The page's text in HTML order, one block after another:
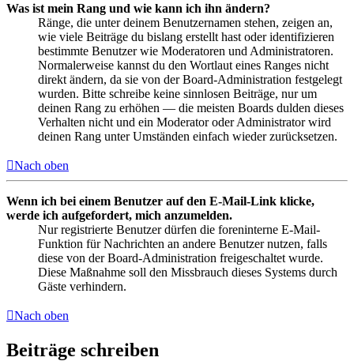
Was ist mein Rang und wie kann ich ihn ändern?
Ränge, die unter deinem Benutzernamen stehen, zeigen an,
wie viele Beiträge du bislang erstellt hast oder identifizieren
bestimmte Benutzer wie Moderatoren und Administratoren.
Normalerweise kannst du den Wortlaut eines Ranges nicht
direkt ändern, da sie von der Board-Administration festgelegt
wurden. Bitte schreibe keine sinnlosen Beiträge, nur um
deinen Rang zu erhöhen — die meisten Boards dulden dieses
Verhalten nicht und ein Moderator oder Administrator wird
deinen Rang unter Umständen einfach wieder zurücksetzen.
Nach oben
Wenn ich bei einem Benutzer auf den E-Mail-Link klicke,
werde ich aufgefordert, mich anzumelden.
Nur registrierte Benutzer dürfen die foreninterne E-Mail-
Funktion für Nachrichten an andere Benutzer nutzen, falls
diese von der Board-Administration freigeschaltet wurde.
Diese Maßnahme soll den Missbrauch dieses Systems durch
Gäste verhindern.
Nach oben
Beiträge schreiben